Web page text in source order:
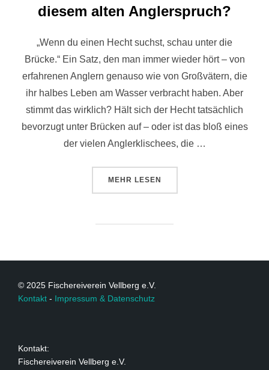
diesem alten Anglerspruch?
„Wenn du einen Hecht suchst, schau unter die
Brücke.“ Ein Satz, den man immer wieder hört – von
erfahrenen Anglern genauso wie von Großvätern, die
ihr halbes Leben am Wasser verbracht haben. Aber
stimmt das wirklich? Hält sich der Hecht tatsächlich
bevorzugt unter Brücken auf – oder ist das bloß eines
der vielen Anglerklischees, die …
MEHR LESEN
© 2025 Fischereiverein Vellberg e.V.
Kontakt - Impressum & Datenschutz
Kontakt:
Fischereiverein Vellberg e.V.